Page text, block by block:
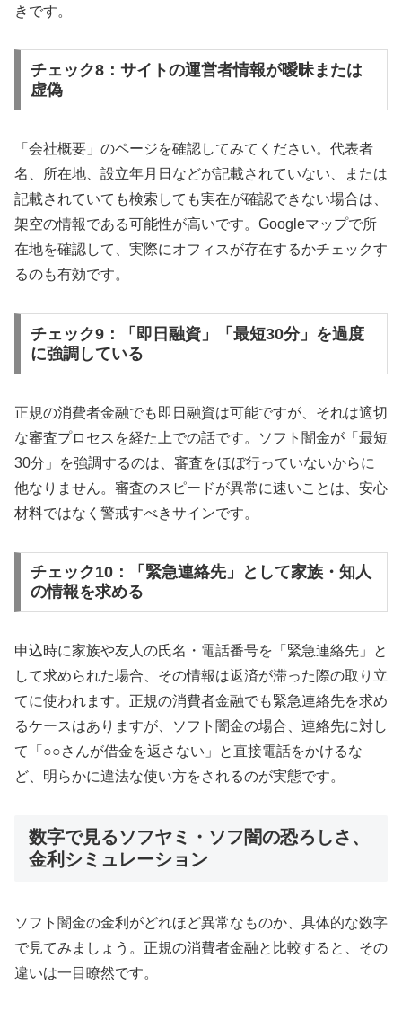
きです。
チェック8：サイトの運営者情報が曖昧または
虚偽
「会社概要」のページを確認してみてください。代表者
名、所在地、設立年月日などが記載されていない、または
記載されていても検索しても実在が確認できない場合は、
架空の情報である可能性が高いです。Googleマップで所
在地を確認して、実際にオフィスが存在するかチェックす
るのも有効です。
チェック9：「即日融資」「最短30分」を過度
に強調している
正規の消費者金融でも即日融資は可能ですが、それは適切
な審査プロセスを経た上での話です。ソフト闇金が「最短
30分」を強調するのは、審査をほぼ行っていないからに
他なりません。審査のスピードが異常に速いことは、安心
材料ではなく警戒すべきサインです。
チェック10：「緊急連絡先」として家族・知人
の情報を求める
申込時に家族や友人の氏名・電話番号を「緊急連絡先」と
して求められた場合、その情報は返済が滞った際の取り立
てに使われます。正規の消費者金融でも緊急連絡先を求め
るケースはありますが、ソフト闇金の場合、連絡先に対し
て「○○さんが借金を返さない」と直接電話をかけるな
ど、明らかに違法な使い方をされるのが実態です。
数字で見るソフヤミ・ソフ闇の恐ろしさ、
金利シミュレーション
ソフト闇金の金利がどれほど異常なものか、具体的な数字
で見てみましょう。正規の消費者金融と比較すると、その
違いは一目瞭然です。